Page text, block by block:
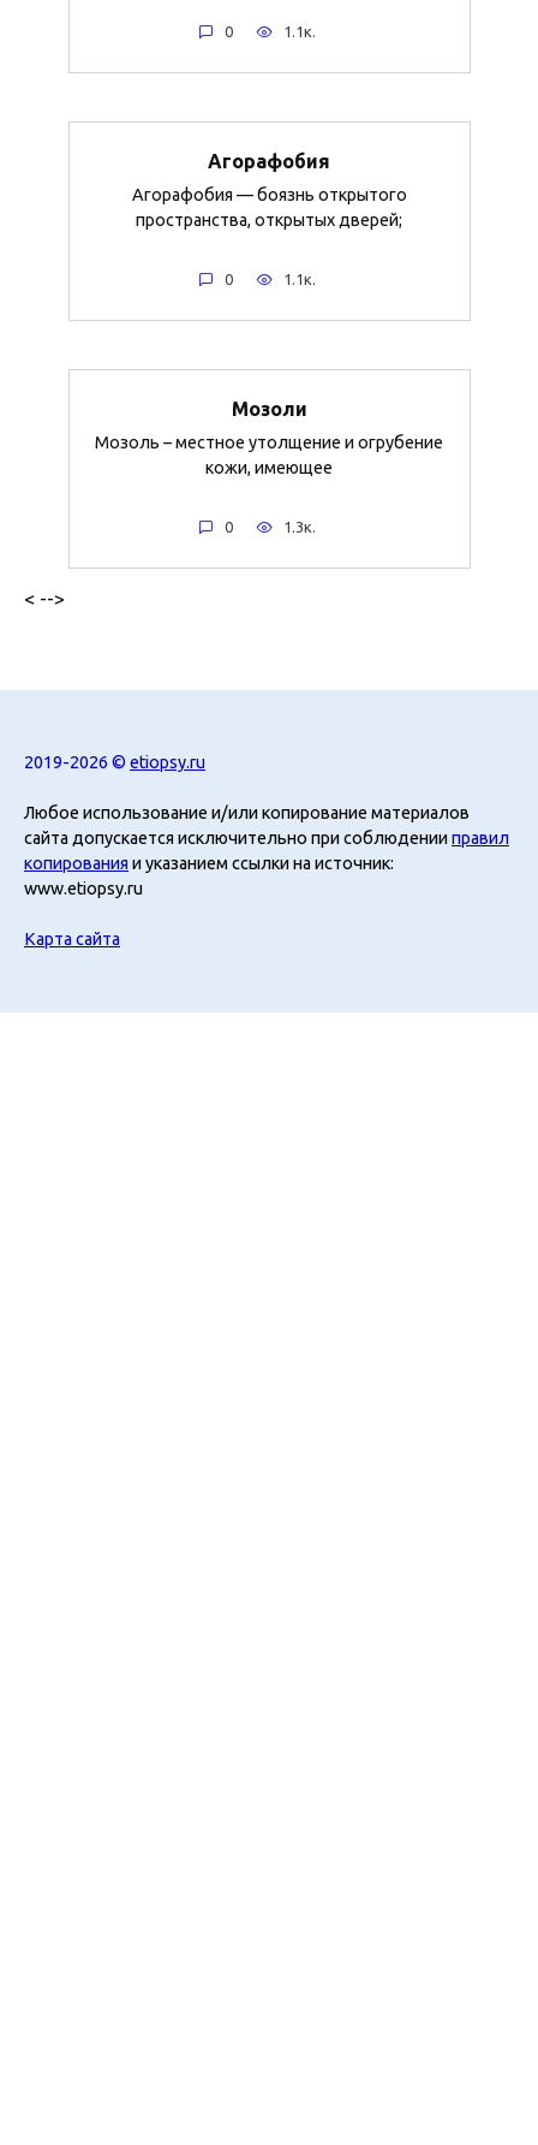
0 1.1к.
Агорафобия
Агорафобия — боязнь открытого
пространства, открытых дверей;
0 1.1к.
Мозоли
Мозоль – местное утолщение и огрубение
кожи, имеющее
0 1.3к.
< -->
2019-2026 © etiopsy.ru
Любое использование и/или копирование материалов
сайта допускается исключительно при соблюденииправил
копирования и указанием ссылки на источник:
www.etiopsy.ru
Карта сайта